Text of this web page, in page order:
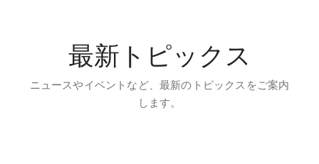
最新トピックス
ニュースやイベントなど、最新のトピックスをご案内
します。